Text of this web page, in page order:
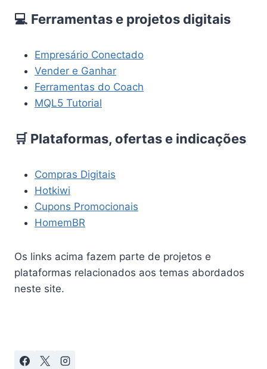
💻 Ferramentas e projetos digitais
Empresário Conectado
Vender e Ganhar
Ferramentas do Coach
MQL5 Tutorial
🛒 Plataformas, ofertas e indicações
Compras Digitais
Hotkiwi
Cupons Promocionais
HomemBR
Os links acima fazem parte de projetos e
plataformas relacionados aos temas abordados
neste site.